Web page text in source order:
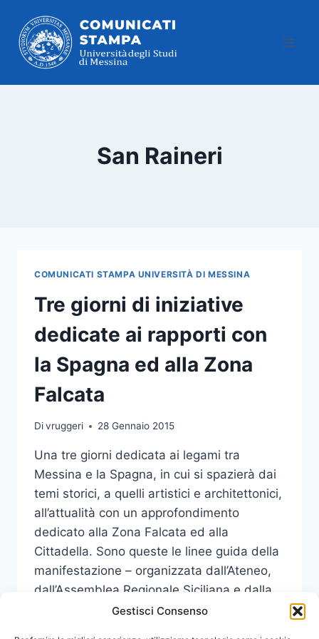
Gestisci Consenso
contenuto
San Raineri
COMUNICATI STAMPA UNIVERSITÀ DI MESSINA
Tre giorni di iniziative
dedicate ai rapporti con
la Spagna ed alla Zona
Falcata
Divruggeri 28 Gennaio 2015
Una tre giorni dedicata ai legami tra
Messina e la Spagna, in cui si spazierà dai
temi storici, a quelli artistici e architettonici,
all’attualità con un approfondimento
dedicato alla Zona Falcata ed alla
Cittadella. Sono queste le linee guida della
manifestazione – organizzata dall’Ateneo,
dall’Assemblea Regionale Siciliana e dalla
Fondazione Federico II – che si…